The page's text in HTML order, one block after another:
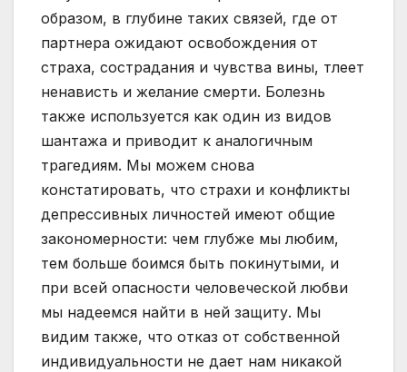
образом, в глубине таких связей, где от
партнера ожидают освобождения от
страха, сострадания и чувства вины, тлеет
ненависть и желание смерти. Болезнь
также используется как один из видов
шантажа и приводит к аналогичным
трагедиям. Мы можем снова
констатировать, что страхи и конфликты
депрессивных личностей имеют общие
закономерности: чем глубже мы любим,
тем больше боимся быть покинутыми, и
при всей опасности человеческой любви
мы надеемся найти в ней защиту. Мы
видим также, что отказ от собственной
индивидуальности не дает нам никакой